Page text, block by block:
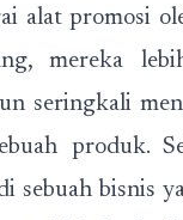
alat promosi
mereka
seringkali
produk.
sebuah bisnis